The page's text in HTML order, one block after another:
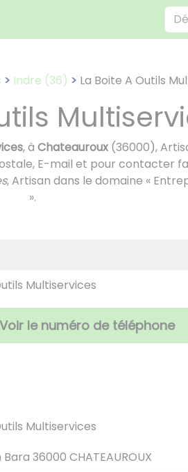
Indre (36) La Boite A Outils
, à Chateauroux(36000),
E-mail et pour contacter
, Artisan dans le domaine «
».
Multiservices
le numéro de téléphone
Multiservices
36000 CHATEAUROUX